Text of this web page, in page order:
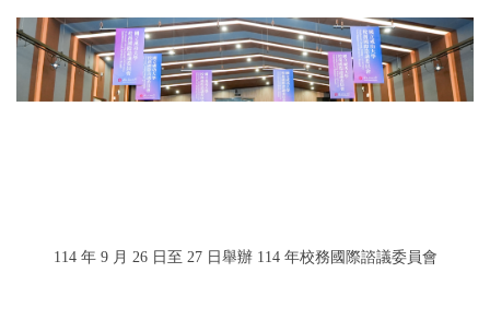
114 年 9 月 26 日至 27 日舉辦 114 年校務國際諮議委員會